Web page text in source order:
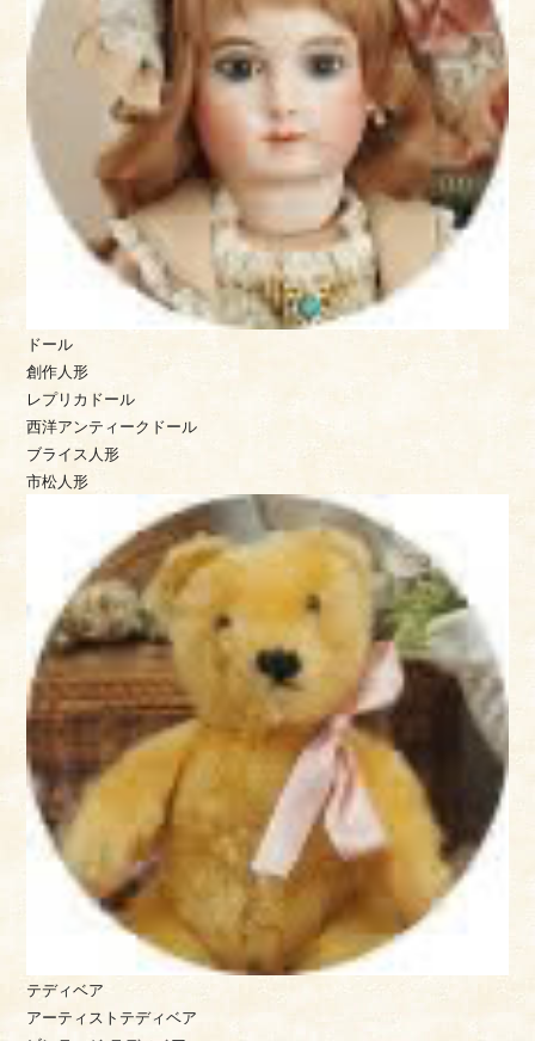
ドール
創作人形
レプリカドール
西洋アンティークドール
ブライス人形
市松人形
テディベア
アーティストテディベア